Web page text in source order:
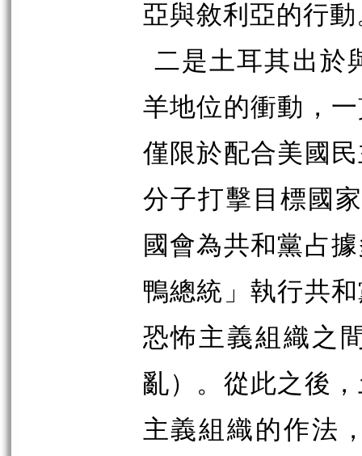
亞與敘利亞的行
二是土耳其出於
羊地位的衝動，
僅限於配合美國
分子打擊目標國
國會為共和黨占
鴨總統」執行共
恐怖主義組織之
亂）。從此之後
主義組織的作法